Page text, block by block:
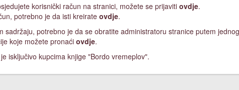
korisnički račun na stranici, možete se prijaviti ovdje.
potrebno je da isti kreirate ovdje.
potrebno je da se obratite administratoru stranice putem
koje možete pronaći ovdje.
isključivo kupcima knjige "Bordo vremeplov".